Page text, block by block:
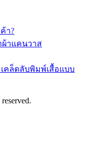
า?
ผ้าแคนวาส
เคล็ดลับพิมพ์เสื้อแบบ